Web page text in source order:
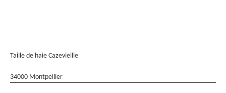
Taille de haie Cazevieille
34000 Montpellier